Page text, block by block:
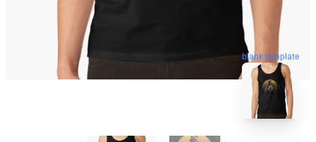
blank template